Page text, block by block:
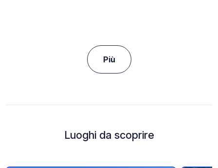
Più
Luoghi da scoprire